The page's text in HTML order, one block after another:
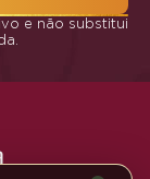
e não substitui